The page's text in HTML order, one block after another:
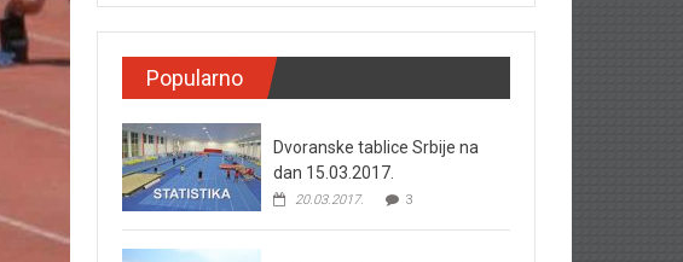
Popularno
Dvoranske tablice Srbije na
dan 15.03.2017.
20.03.2017. 3